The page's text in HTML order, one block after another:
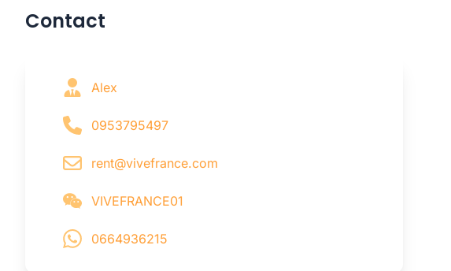
Contact
Alex
0953795497
rent@vivefrance.com
VIVEFRANCE01
0664936215